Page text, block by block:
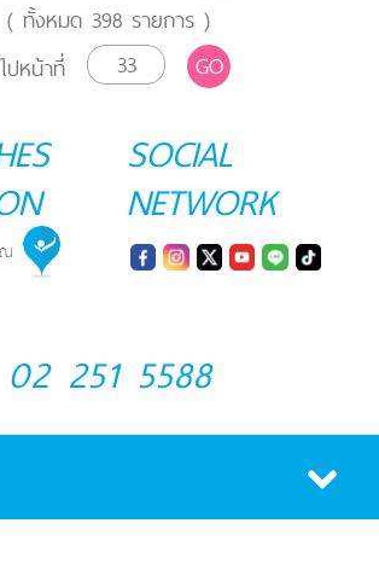
( ทั้งหมด 398 รายการ )
ไปหน้าที่
GO
SOCIAL
NETWORK
02 251 5588